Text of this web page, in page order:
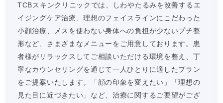
TCBスキンクリニックでは、しわやたるみを改善するエ
イジングケア治療、理想のフェイスラインにこだわった
小顔治療、メスを使わない身体への負担が少ないプチ整
形など、さまざまなメニューをご用意しております。患
者様がリラックスしてご相談いただける環境を整え、丁
寧なカウンセリングを通じて一人ひとりに適したプラン
をご提案いたします。「顔の印象を変えたい」「理想の
見た目に近づきたい」など、治療に関するご要望がござ